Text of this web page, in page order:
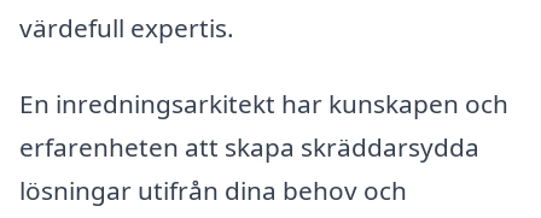
värdefull expertis.
En inredningsarkitekt har kunskapen och
erfarenheten att skapa skräddarsydda
lösningar utifrån dina behov och